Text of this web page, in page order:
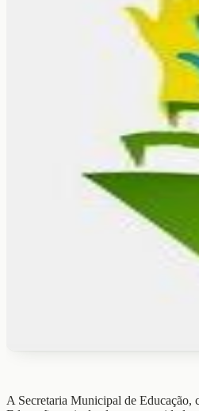
A Secretaria Municipal de Educação,